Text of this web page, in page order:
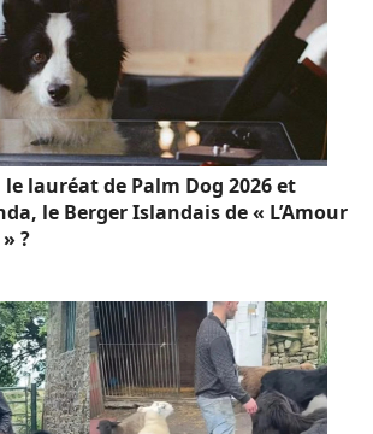
lauréat de Palm Dog 2026 et
le Berger Islandais de « L’Amour
?